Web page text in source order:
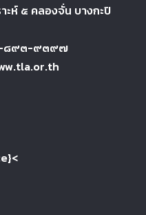
ะห์ ๕ คลองจั่น บางกะปิ
๘๙๓-๙๓๙๗